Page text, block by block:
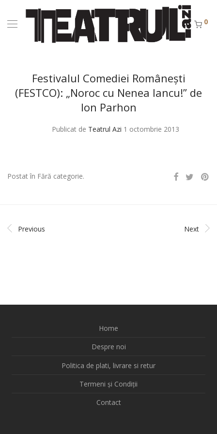
0
Festivalul Comediei Româneşti
(FESTCO): „Noroc cu Nenea Iancu!” de
Ion Parhon
Publicat de Teatrul Azi 1 octombrie 2013
Postat în Fără categorie.
Previous Next
Home
Despre noi
Politica de plati, livrare si retur
Termeni și Condiții
Contact